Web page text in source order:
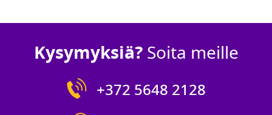
Kysymyksiä?Soita meille
+372 5648 2128